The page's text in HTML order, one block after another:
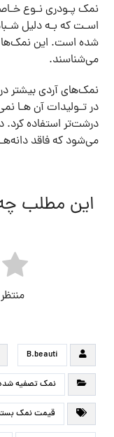
نمک پـودری نـوع
اسـت که بـه دلیل
شده است. این نمک‌ها
می‌شناسند.
نمک‌های آردی بیشتر در
در تـولیدات آن هـا
درشت‌تر استفاده کرد.
می‌شود که فاقد
این مطلب چه
B.beauti
نمک تصفیه
قیمت نمک